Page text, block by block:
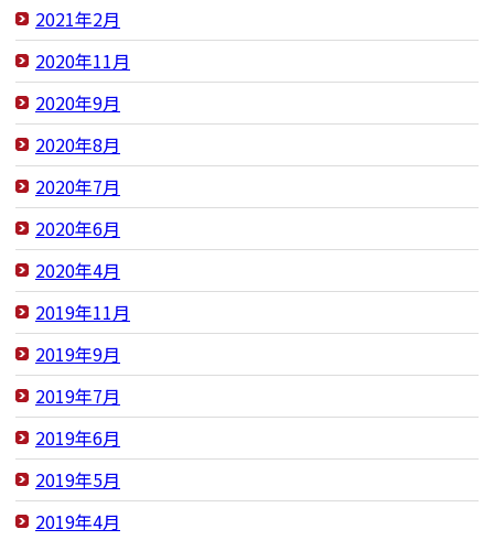
2021年2月
2020年11月
2020年9月
2020年8月
2020年7月
2020年6月
2020年4月
2019年11月
2019年9月
2019年7月
2019年6月
2019年5月
2019年4月